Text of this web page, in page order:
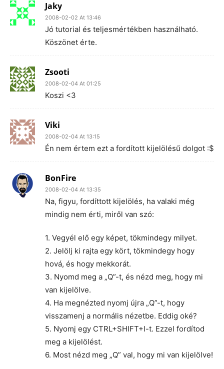
Jaky
2008-02-02 At 13:46
Jó tutorial és teljesmértékben használható.
Köszönet érte.
Zsooti
2008-02-04 At 01:25
Koszi <3
Viki
2008-02-04 At 13:15
Én nem értem ezt a fordított kijelölésű dolgot :$
BonFire
2008-02-04 At 13:35
Na, figyu, fordíttott kijelölés, ha valaki még
mindig nem érti, miről van szó:
1. Vegyél elő egy képet, tökmindegy milyet.
2. Jelölj ki rajta egy kört, tökmindegy hogy
hová, és hogy mekkorát.
3. Nyomd meg a „Q”-t, és nézd meg, hogy mi
van kijelölve.
4. Ha megnézted nyomj újra „Q”-t, hogy
visszamenj a normális nézetbe. Eddig oké?
5. Nyomj egy CTRL+SHIFT+I-t. Ezzel fordítod
meg a kijelölést.
6. Most nézd meg „Q” val, hogy mi van kijelölve!